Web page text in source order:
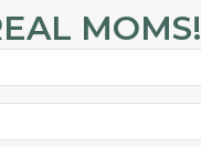
MOMS!